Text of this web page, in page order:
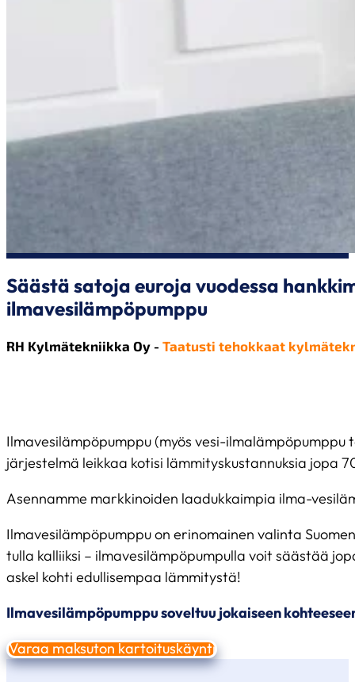
Säästä satoja euroja vuodessa
ilmavesilämpöpumppu
RH Kylmätekniikka Oy - Taatusti tehokkaat
Ilmavesilämpöpumppu (myös vesi-
järjestelmä leikkaa kotisi lämmityskustannuksia jopa
Asennamme markkinoiden laadukkaimpia ilma-
Ilmavesilämpöpumppu on erinomainen valinta
tulla kalliiksi – ilmavesilämpöpumpulla voit säästää
askel kohti edullisempaa lämmitystä!
Ilmavesilämpöpumppu soveltuu jokaiseen
Varaa maksuton kartoituskäynti